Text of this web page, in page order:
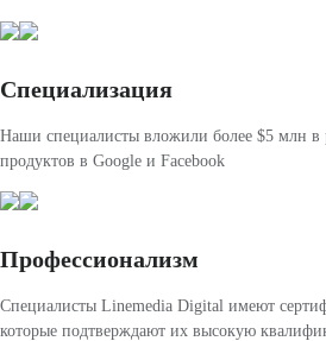
Специализация
Наши специалисты вложили более $5 млн в
продуктов в Google и Facebook
Профессионализм
Специалисты Linemedia Digital имеют
которые подтверждают их высокую